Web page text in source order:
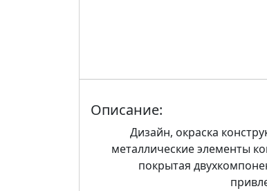
Описание:
Дизайн, окраска
металлические элементы
покрытая